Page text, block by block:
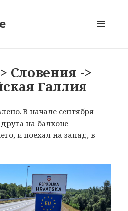
Словения ->
Галлия
В начале сентября
на балконе
и поехал на запад, в